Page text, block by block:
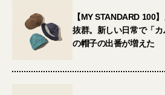
【MY STANDARD 100
抜群。新しい日常で「カ
の帽子の出番が増えた